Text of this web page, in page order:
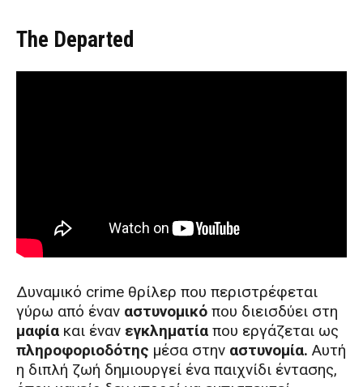
The Departed
Δυναμικό crime θρίλερ που περιστρέφεται
γύρω από έναν αστυνομικό που διεισδύει στη
μαφία και έναν εγκληματία που εργάζεται ως
πληροφοριοδότης μέσα στην αστυνομία. Αυτή
η διπλή ζωή δημιουργεί ένα παιχνίδι έντασης,